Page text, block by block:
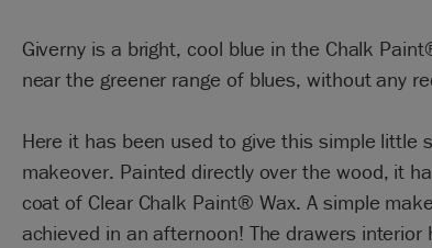
Giverny is a bright, cool blue in the Chalk
near the greener range of blues, without any
Here it has been used to give this simple little
makeover. Painted directly over the wood, it
coat of Clear Chalk Paint® Wax. A simple
achieved in an afternoon! The drawers interior